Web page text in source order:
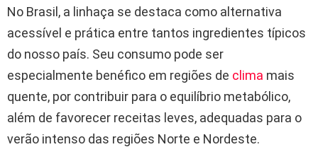
No Brasil, a linhaça se destaca como alternativa
acessível e prática entre tantos ingredientes típicos
do nosso país. Seu consumo pode ser
especialmente benéfico em regiões de clima mais
quente, por contribuir para o equilíbrio metabólico,
além de favorecer receitas leves, adequadas para o
verão intenso das regiões Norte e Nordeste.